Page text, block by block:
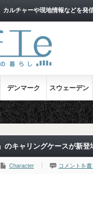
カルチャーや現地情報などを発
デンマーク スウェーデン
のキャリングケースが新
Character コメントを書